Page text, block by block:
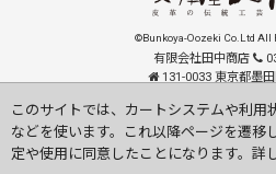
©Bunkoya-Oozeki Co.Ltd All
有限会社田中商店
131-0033 東京都墨
Visit our
このサイトでは、カートシステムや利用
などを使います。これ以降ページを遷移
定や使用に同意したことになります。詳